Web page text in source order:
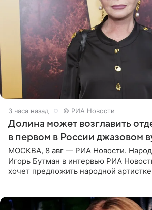
3 часа назад © РИА Новости
Долина может возглавить
в первом в России джазовом
МОСКВА, 8 авг — РИА Новости.
Игорь Бутман в интервью РИА
хочет предложить народной